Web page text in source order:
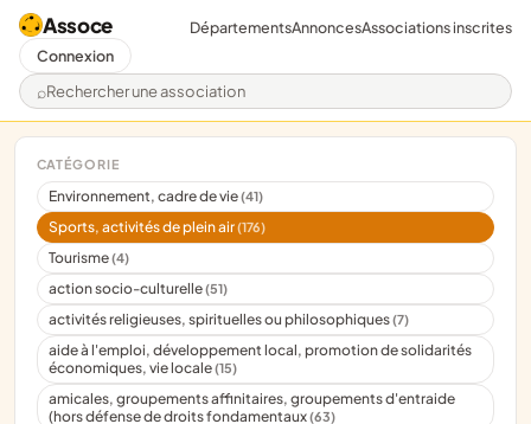
Assoce
Rechercher une association
DépartementsAnnoncesAssociations inscrites
Connexion
CATÉGORIE
Environnement, cadre de vie(41)
Sports, activités de plein air(176)
Tourisme(4)
action socio-culturelle(51)
activités religieuses, spirituelles ou philosophiques(7)
aide à l'emploi, développement local, promotion de solidarités
économiques, vie locale(15)
amicales, groupements affinitaires, groupements d'entraide
(hors défense de droits fondamentaux(63)